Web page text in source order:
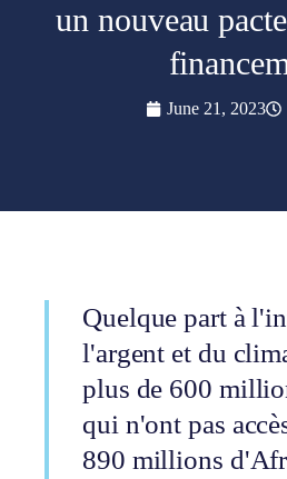
un nouveau
June 21, 2023
Quelque part à
l'argent et du
plus de 600
qui n'ont pas
890 millions